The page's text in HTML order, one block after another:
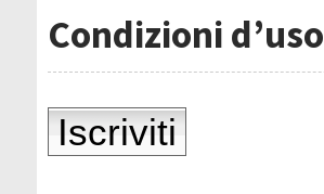
Condizioni d’uso
Iscriviti